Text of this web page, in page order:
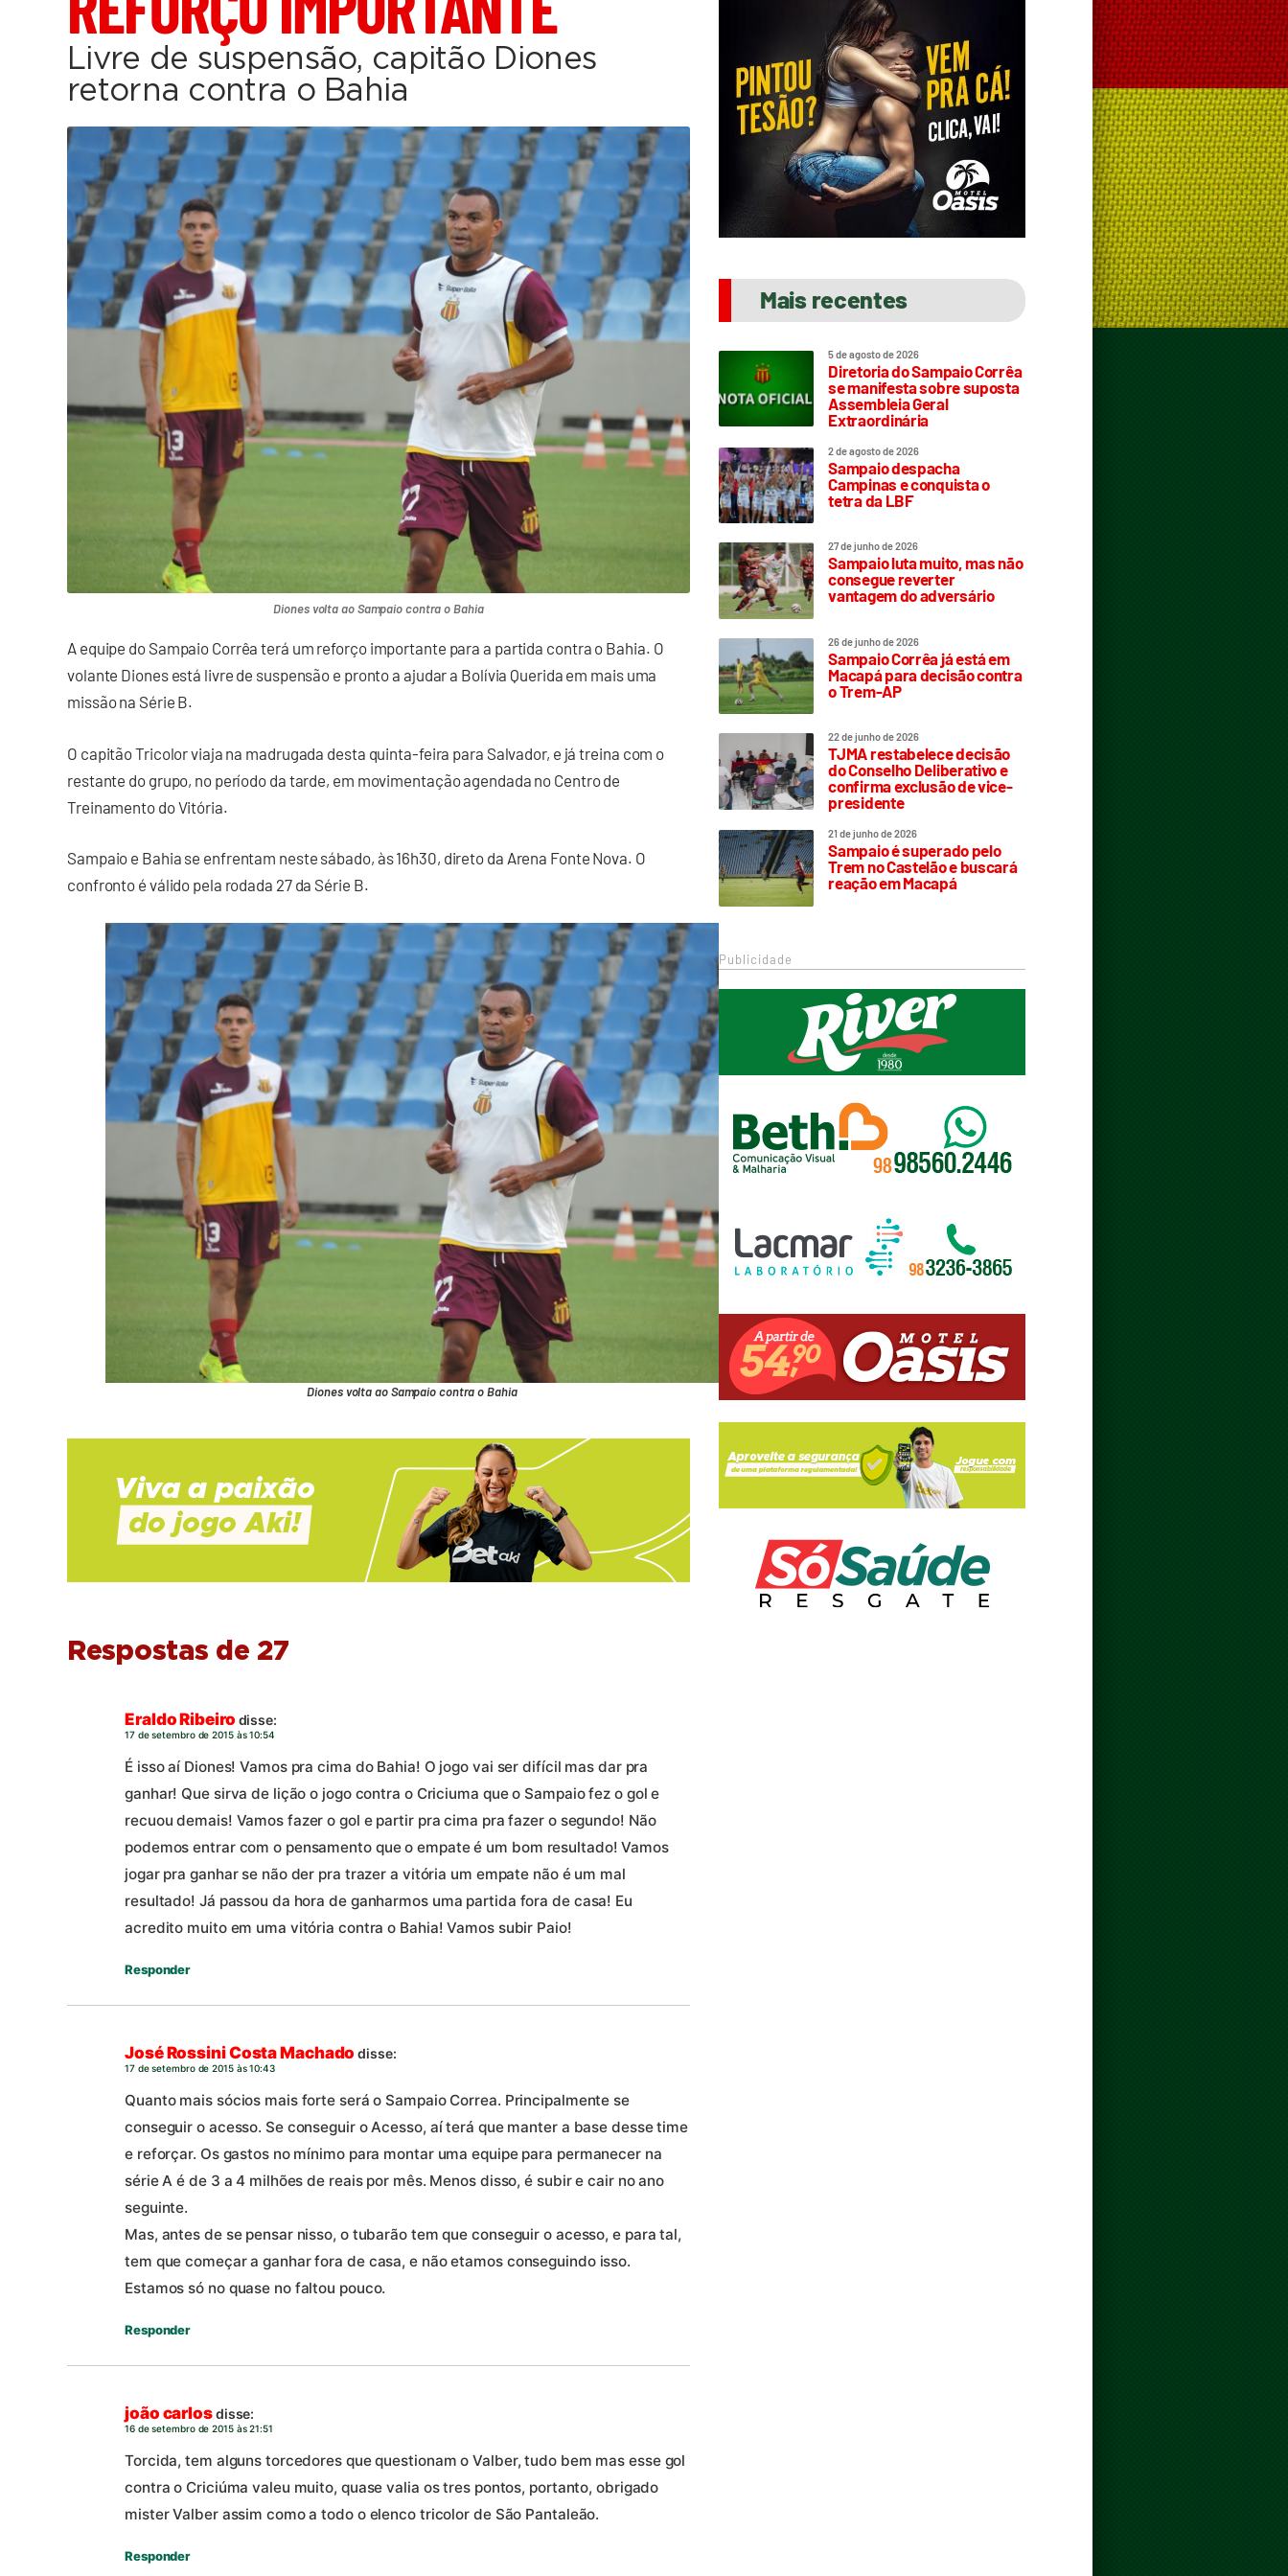
Livre de suspensão, capitão Diones
retorna contra o Bahia
Diones volta ao Sampaio contra o Bahia
A equipe do Sampaio Corrêa terá um reforço importante para a partida contra o Bahia. O
volante Diones está livre de suspensão e pronto a ajudar a Bolívia Querida em mais uma
missão na Série B.
O capitão Tricolor viaja na madrugada desta quinta-feira para Salvador, e já treina com o
restante do grupo, no período da tarde, em movimentação agendada no Centro de
Treinamento do Vitória.
Sampaio e Bahia se enfrentam neste sábado, às 16h30, direto da Arena Fonte Nova. O
confronto é válido pela rodada 27 da Série B.
Diones volta ao Sampaio contra o Bahia
Respostas de 27
Eraldo Ribeiro disse:
17 de setembro de 2015 às 10:54
É isso aí Diones! Vamos pra cima do Bahia! O jogo vai ser difícil mas dar pra
ganhar! Que sirva de lição o jogo contra o Criciuma que o Sampaio fez o gol e
recuou demais! Vamos fazer o gol e partir pra cima pra fazer o segundo! Não
podemos entrar com o pensamento que o empate é um bom resultado! Vamos
jogar pra ganhar se não der pra trazer a vitória um empate não é um mal
resultado! Já passou da hora de ganharmos uma partida fora de casa! Eu
acredito muito em uma vitória contra o Bahia! Vamos subir Paio!
Responder
José Rossini Costa Machado disse:
17 de setembro de 2015 às 10:43
Quanto mais sócios mais forte será o Sampaio Correa. Principalmente se
conseguir o acesso. Se conseguir o Acesso, aí terá que manter a base desse time
e reforçar. Os gastos no mínimo para montar uma equipe para permanecer na
série A é de 3 a 4 milhões de reais por mês. Menos disso, é subir e cair no ano
seguinte.
Mas, antes de se pensar nisso, o tubarão tem que conseguir o acesso, e para tal,
tem que começar a ganhar fora de casa, e não etamos conseguindo isso.
Estamos só no quase no faltou pouco.
Responder
joão carlosdisse:
16 de setembro de 2015 às 21:51
Torcida, tem alguns torcedores que questionam o Valber, tudo bem mas esse gol
contra o Criciúma valeu muito, quase valia os tres pontos, portanto, obrigado
mister Valber assim como a todo o elenco tricolor de São Pantaleão.
Responder
Mais recentes
5 de agosto de 2026
Diretoria do Sampaio Corrêa
se manifesta sobre suposta
Assembleia Geral
Extraordinária
2 de agosto de 2026
Sampaio despacha
Campinas e conquista o
tetra da LBF
27 de junho de 2026
Sampaio luta muito, mas não
consegue reverter
vantagem do adversário
26 de junho de 2026
Sampaio Corrêa já está em
Macapá para decisão contra
o Trem-AP
22 de junho de 2026
TJMA restabelece decisão
do Conselho Deliberativo e
confirma exclusão de vice-
presidente
21 de junho de 2026
Sampaio é superado pelo
Trem no Castelão e buscará
reação em Macapá
Publicidade